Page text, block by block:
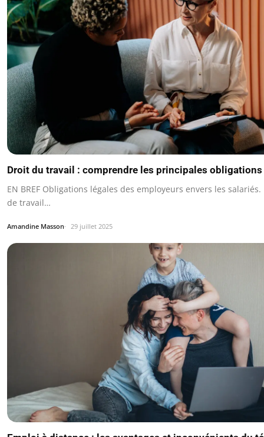
Droit du travail : comprendre les principales
EN BREF Obligations légales des employeurs envers les
de travail…
Amandine Masson 29 juillet 2025